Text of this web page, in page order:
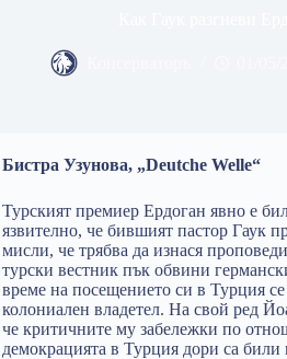
Бистра Узунова, „Deutche Welle“
Турският премиер Ердоган явно е
язвително, че бившият пастор Гаук
мисли, че трябва да изнася
турски вестник пък обвини
време на посещението си в Турция
колониален владетел. На свой ред
че критичните му забележки по
демокрацията в Турция дори са